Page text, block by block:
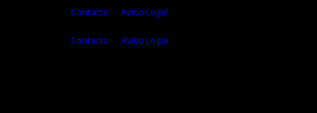
Contacto Aviso Legal
Contacto Aviso Legal